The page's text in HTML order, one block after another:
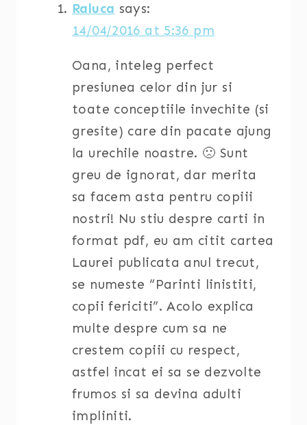
Raluca says:
14/04/2016 at 5:36 pm
Oana, inteleg perfect
presiunea celor din jur si
toate conceptiile invechite (si
gresite) care din pacate ajung
la urechile noastre. 🙁 Sunt
greu de ignorat, dar merita
sa facem asta pentru copiii
nostri! Nu stiu despre carti in
format pdf, eu am citit cartea
Laurei publicata anul trecut,
se numeste “Parinti linistiti,
copii fericiti”. Acolo explica
multe despre cum sa ne
crestem copiii cu respect,
astfel incat ei sa se dezvolte
frumos si sa devina adulti
impliniti.